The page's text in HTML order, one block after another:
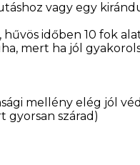
vagy egy
időben 10 fok
mert ha jól
mellény elég jól
gyorsan szárad)